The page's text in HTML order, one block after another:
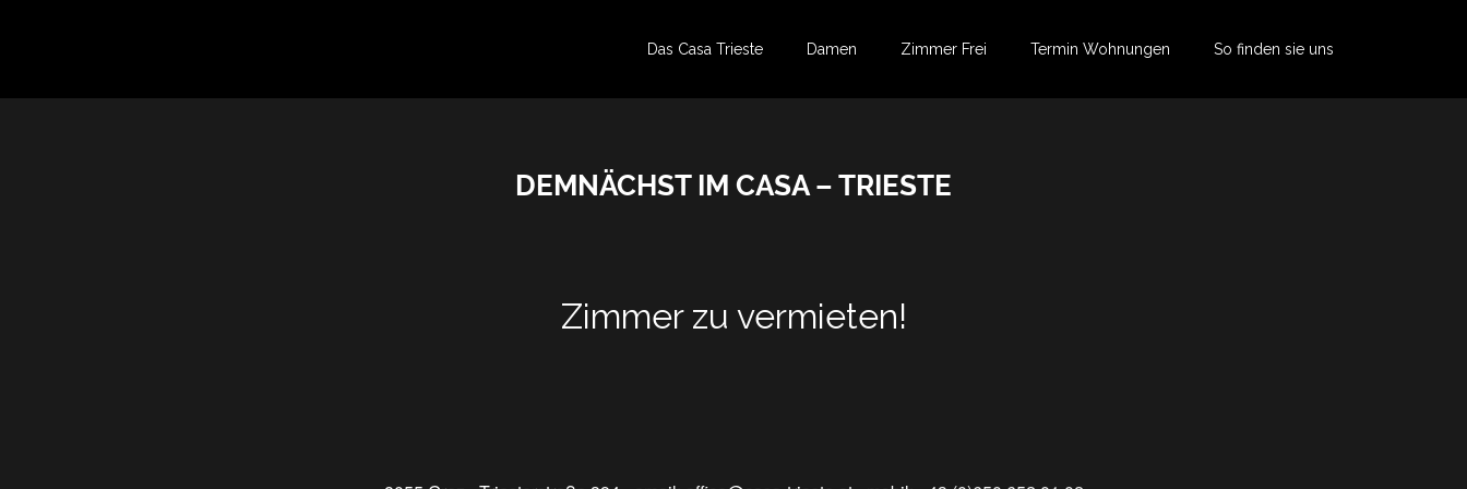
Das Casa Trieste Damen Zimmer Frei Termin Wohnungen So finden sie uns
DEMNÄCHST IM CASA – TRIESTE
Zimmer zu vermieten!